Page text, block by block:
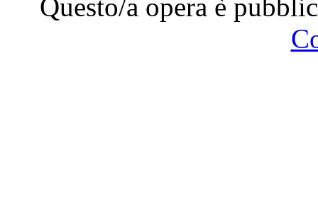
Questo/a opera è